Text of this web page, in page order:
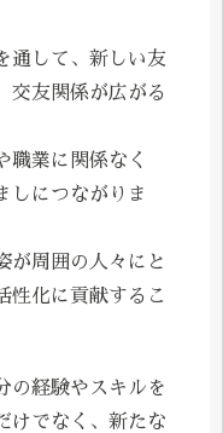
通して、新しい友
交友関係が広がる
職業に関係なく
しにつながりま
が周囲の人々にと
性化に貢献するこ
の経験やスキルを
けでなく、新たな